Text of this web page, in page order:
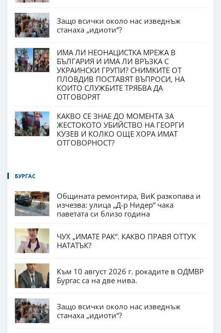
Защо всички около нас изведнъж
станаха „идиоти“?
ИМА ЛИ НЕОНАЦИСТКА МРЕЖА В
БЪЛГАРИЯ И ИМА ЛИ ВРЪЗКА С
УКРАИНСКИ ГРУПИ? СНИМКИТЕ ОТ
ПЛОВДИВ ПОСТАВЯТ ВЪПРОСИ, НА
КОИТО СЛУЖБИТЕ ТРЯБВА ДА
ОТГОВОРЯТ
КАКВО СЕ ЗНАЕ ДО МОМЕНТА ЗА
ЖЕСТОКОТО УБИЙСТВО НА ГЕОРГИ
КУЗЕВ И КОЛКО ОЩЕ ХОРА ИМАТ
ОТГОВОРНОСТ?
БУРГАС
Общината ремонтира, ВиК разкопава и
изчезва: улица „Д-р Нидер“ чака
паветата си близо година
ЧУХ „ИМАТЕ РАК“. КАКВО ПРАВЯ ОТТУК
НАТАТЪК?
Към 10 август 2026 г. рокадите в ОДМВР
Бургас са на две нива.
Защо всички около нас изведнъж
станаха „идиоти“?